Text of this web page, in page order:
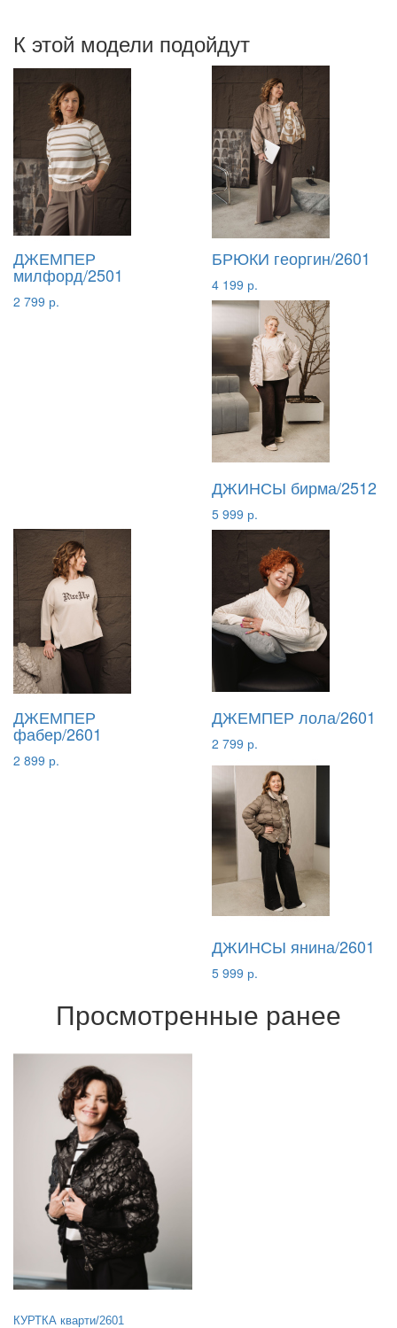
К этой модели подойдут
ДЖЕМПЕР
милфорд/2501
2 799 р.
БРЮКИ георгин/2601
4 199 р.
ДЖИНСЫ бирма/2512
5 999 р.
ДЖЕМПЕР
фабер/2601
2 899 р.
ДЖЕМПЕР лола/2601
2 799 р.
ДЖИНСЫ янина/2601
5 999 р.
Просмотренные ранее
КУРТКА кварти/2601